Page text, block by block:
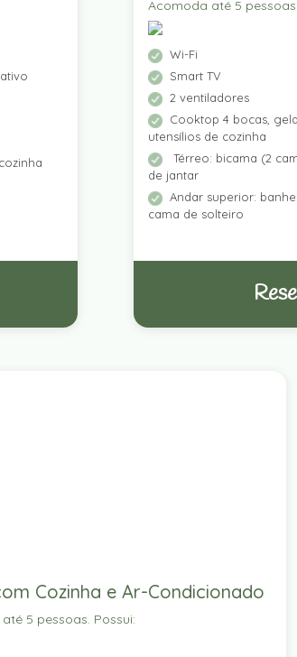
Acomoda até 5
Wi-Fi
Smart TV
2 ventiladores
Cooktop 4 bocas,
utensílios de cozinha
Térreo: bicama (2
de jantar
Andar superior:
cama de solteiro
Cozinha e Ar-Condicionado
5 pessoas. Possui: